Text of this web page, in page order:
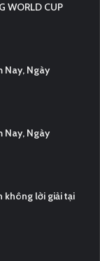
WORLD CUP
Nay, Ngày
Nay, Ngày
không lời giải tại